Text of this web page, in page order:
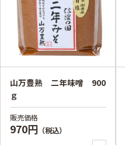
山万豊熟 二年味噌 900
ｇ
販売価格
970円 （税込）